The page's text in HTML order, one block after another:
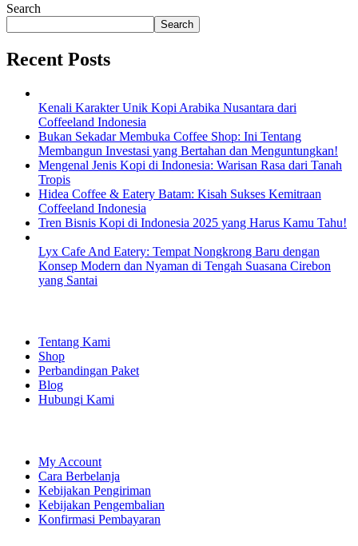
Search
Search
Recent Posts
Kenali Karakter Unik Kopi Arabika Nusantara dari
Coffeeland Indonesia
Bukan Sekadar Membuka Coffee Shop: Ini Tentang
Membangun Investasi yang Bertahan dan Menguntungkan!
Mengenal Jenis Kopi di Indonesia: Warisan Rasa dari Tanah
Tropis
Hidea Coffee & Eatery Batam: Kisah Sukses Kemitraan
Coffeeland Indonesia
Tren Bisnis Kopi di Indonesia 2025 yang Harus Kamu Tahu!
Lyx Cafe And Eatery: Tempat Nongkrong Baru dengan
Konsep Modern dan Nyaman di Tengah Suasana Cirebon
yang Santai
Tentang Kami
Shop
Perbandingan Paket
Blog
Hubungi Kami
My Account
Cara Berbelanja
Kebijakan Pengiriman
Kebijakan Pengembalian
Konfirmasi Pembayaran